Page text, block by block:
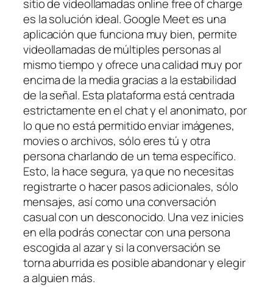
sitio de videollamadas online free of charge
es la solución ideal. Google Meet es una
aplicación que funciona muy bien, permite
videollamadas de múltiples personas al
mismo tiempo y ofrece una calidad muy por
encima de la media gracias a la estabilidad
de la señal. Esta plataforma está centrada
estrictamente en el chat y el anonimato, por
lo que no está permitido enviar imágenes,
movies o archivos, sólo eres tú y otra
persona charlando de un tema específico.
Esto, la hace segura, ya que no necesitas
registrarte o hacer pasos adicionales, sólo
mensajes, así como una conversación
casual con un desconocido. Una vez inicies
en ella podrás conectar con una persona
escogida al azar y si la conversación se
torna aburrida es posible abandonar y elegir
a alguien más.